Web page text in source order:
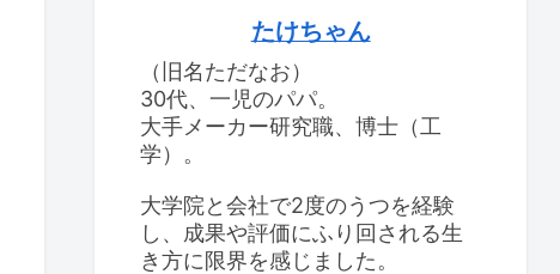
たけちゃん
（旧名ただなお）
30代、一児のパパ。
大手メーカー研究職、博士（工
学）。
大学院と会社で2度のうつを経験
し、成果や評価にふり回される生
き方に限界を感じました。